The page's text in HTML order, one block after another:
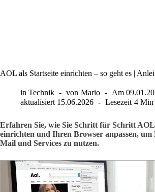
AOL als Startseite einrichten – so geht es |
in Technik von Mario Am
aktualisiert 15.06.2026 Lesezeit 4 Min
Erfahren Sie, wie Sie Schritt für Schritt AOL
einrichten und Ihren Browser anpassen, um
Mail und Services zu nutzen.